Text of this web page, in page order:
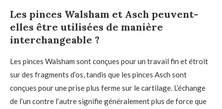
Les pinces Walsham et Asch peuvent-
elles être utilisées de manière
interchangeable ?
Les pinces Walsham sont conçues pour un travail fin et étroit
sur des fragments d’os, tandis que les pinces Asch sont
conçues pour une prise plus ferme sur le cartilage. L’échange
de l’un contre l’autre signifie généralement plus de force que